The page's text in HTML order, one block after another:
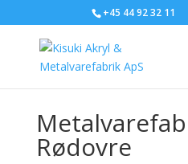
+45 44 92 32 11
Rødovre